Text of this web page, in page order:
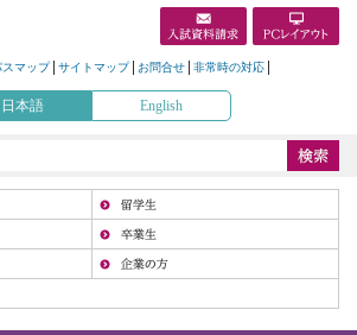
マップ サイトマップ お問合せ 非常時の対応
日本語 English